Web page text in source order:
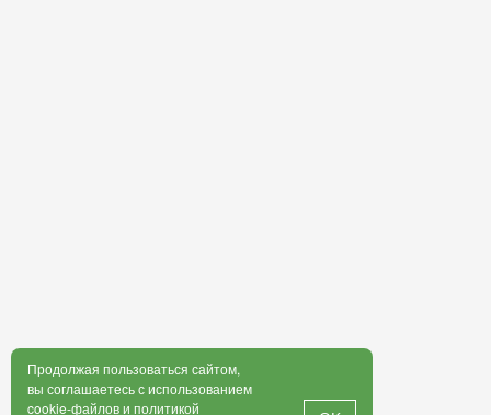
Продолжая пользоваться сайтом,
вы соглашаетесь с использованием
cookie-файлов и политикой